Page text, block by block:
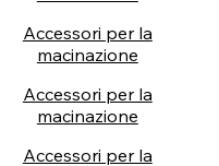
Accessori per la
macinazione
Accessori per la
macinazione
Accessori per la